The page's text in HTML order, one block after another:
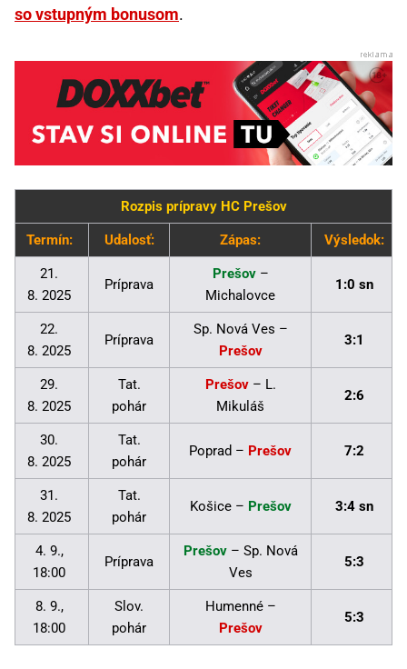
so vstupným bonusom.
Rozpis prípravy HC Prešov
Termín: Udalosť: Zápas: Výsledok:
21.
8. 2025
Príprava
Prešov–
Michalovce
1:0 sn
22.
8. 2025
Príprava
Sp. Nová Ves –
Prešov
3:1
29.
8. 2025
Tat.
pohár
Prešov– L.
Mikuláš
2:6
30.
8. 2025
Tat.
pohár
Poprad – Prešov 7:2
31.
8. 2025
Tat.
pohár
Košice – Prešov 3:4 sn
4. 9.,
18:00
Príprava
Prešov– Sp. Nová
Ves
5:3
8. 9.,
18:00
Slov.
pohár
Humenné –
Prešov
5:3